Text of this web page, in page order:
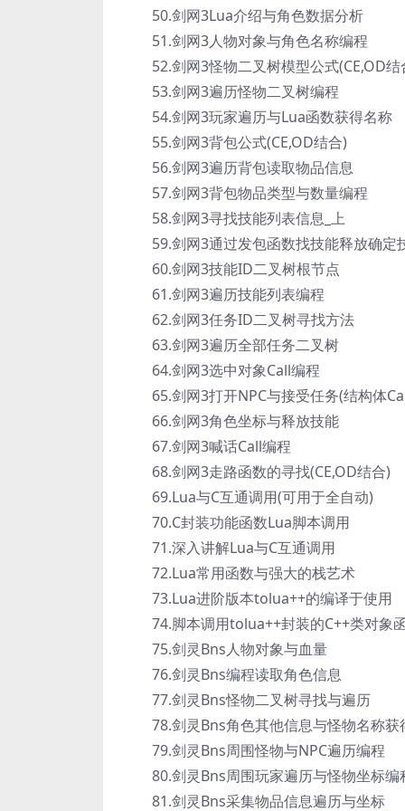
50.剑网3Lua介绍与角色数据分析
51.剑网3人物对象与角色名称编程
52.剑网3怪物二叉树模型公式(CE,OD结
53.剑网3遍历怪物二叉树编程
54.剑网3玩家遍历与Lua函数获得名称
55.剑网3背包公式(CE,OD结合)
56.剑网3遍历背包读取物品信息
57.剑网3背包物品类型与数量编程
58.剑网3寻找技能列表信息_上
59.剑网3通过发包函数找技能释放确定
60.剑网3技能ID二叉树根节点
61.剑网3遍历技能列表编程
62.剑网3任务ID二叉树寻找方法
63.剑网3遍历全部任务二叉树
64.剑网3选中对象Call编程
65.剑网3打开NPC与接受任务(结构体
66.剑网3角色坐标与释放技能
67.剑网3喊话Call编程
68.剑网3走路函数的寻找(CE,OD结合)
69.Lua与C互通调用(可用于全自动)
70.C封装功能函数Lua脚本调用
71.深入讲解Lua与C互通调用
72.Lua常用函数与强大的栈艺术
73.Lua进阶版本tolua++的编译于使用
74.脚本调用tolua++封装的C++类对象
75.剑灵Bns人物对象与血量
76.剑灵Bns编程读取角色信息
77.剑灵Bns怪物二叉树寻找与遍历
78.剑灵Bns角色其他信息与怪物名称获
79.剑灵Bns周围怪物与NPC遍历编程
80.剑灵Bns周围玩家遍历与怪物坐标编
81.剑灵Bns采集物品信息遍历与坐标